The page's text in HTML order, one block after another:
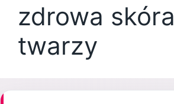
zdrowa skóra
twarzy